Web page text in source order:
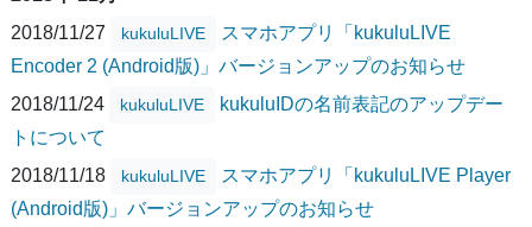
2018/11/27
kukuluLIVE
スマホアプリ「kukuluLIVE
Encoder 2 (Android版)」バージョンアップのお知らせ
2018/11/24
kukuluLIVE
kukuluIDの名前表記のアップデー
トについて
2018/11/18
kukuluLIVE
スマホアプリ「kukuluLIVE Player
(Android版)」バージョンアップのお知らせ